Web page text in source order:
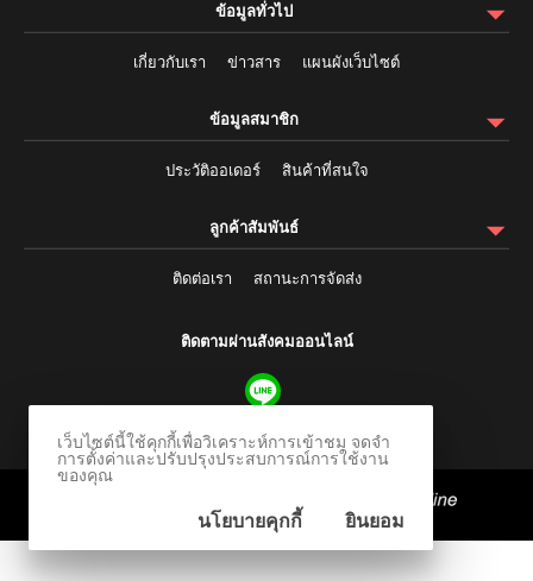
ข้อมูลทั่วไป
เกี่ยวกับเรา ข่าวสาร แผนผังเว็บไซต์
ข้อมูลสมาชิก
ประวัติออเดอร์ สินค้าที่สนใจ
ลูกค้าสัมพันธ์
ติดต่อเรา สถานะการจัดส่ง
ติดตามผ่านสังคมออนไลน์
© 2006-2026 Vevo Systems Co., Ltd.
เว็บไซต์นี้ใช้คุกกี้เพื่อวิเคราะห์การเข้าชม จดจำ
การตั้งค่าและปรับปรุงประสบการณ์การใช้งาน
ของคุณ
นโยบายคุกกี้ ยินยอม